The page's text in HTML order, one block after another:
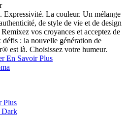
Expressivité. La couleur. Un mélange
de style de vie et de design
vos croyances et acceptez de
défis : la nouvelle génération de
est là. Choisissez votre humeur.
En Savoir Plus
Plus
Dark